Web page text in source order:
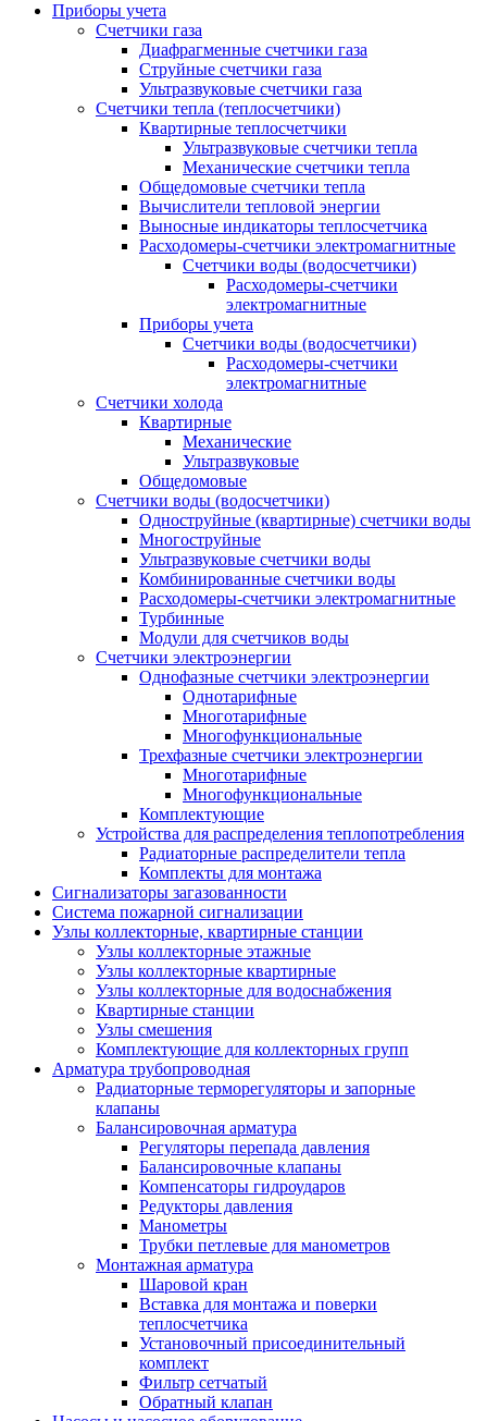
Приборы учета
Счетчики газа
Диафрагменные счетчики газа
Струйные счетчики газа
Ультразвуковые счетчики газа
Счетчики тепла (теплосчетчики)
Квартирные теплосчетчики
Ультразвуковые счетчики тепла
Механические счетчики тепла
Общедомовые счетчики тепла
Вычислители тепловой энергии
Выносные индикаторы теплосчетчика
Расходомеры-счетчики электромагнитные
Счетчики воды (водосчетчики)
Расходомеры-счетчики
электромагнитные
Приборы учета
Счетчики воды (водосчетчики)
Расходомеры-счетчики
электромагнитные
Счетчики холода
Квартирные
Механические
Ультразвуковые
Общедомовые
Счетчики воды (водосчетчики)
Одноструйные (квартирные) счетчики воды
Многоструйные
Ультразвуковые счетчики воды
Комбинированные счетчики воды
Расходомеры-счетчики электромагнитные
Турбинные
Модули для счетчиков воды
Счетчики электроэнергии
Однофазные счетчики электроэнергии
Однотарифные
Многотарифные
Многофункциональные
Трехфазные счетчики электроэнергии
Многотарифные
Многофункциональные
Комплектующие
Устройства для распределения теплопотребления
Радиаторные распределители тепла
Комплекты для монтажа
Сигнализаторы загазованности
Система пожарной сигнализации
Узлы коллекторные, квартирные станции
Узлы коллекторные этажные
Узлы коллекторные квартирные
Узлы коллекторные для водоснабжения
Квартирные станции
Узлы смешения
Комплектующие для коллекторных групп
Арматура трубопроводная
Радиаторные терморегуляторы и запорные
клапаны
Балансировочная арматура
Регуляторы перепада давления
Балансировочные клапаны
Компенсаторы гидроударов
Редукторы давления
Манометры
Трубки петлевые для манометров
Монтажная арматура
Шаровой кран
Вставка для монтажа и поверки
теплосчетчика
Установочный присоединительный
комплект
Фильтр сетчатый
Обратный клапан